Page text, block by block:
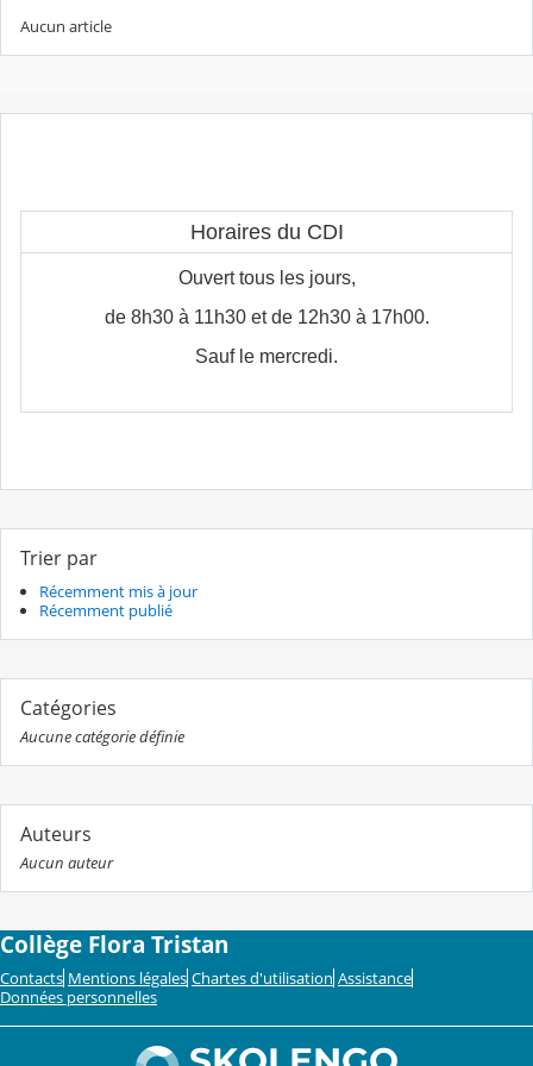
Aucun article
Horaires du CDI
Ouvert tous les jours,
de 8h30 à 11h30 et de 12h30 à 17h00.
Sauf le mercredi.
Trier par
Récemment mis à jour
Récemment publié
Catégories
Aucune catégorie définie
Auteurs
Aucun auteur
Collège Flora Tristan
Contacts Mentions légales Chartes d'utilisation Assistance
Données personnelles